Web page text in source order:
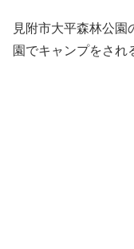
見附市大平森林公園
園でキャンプをされ